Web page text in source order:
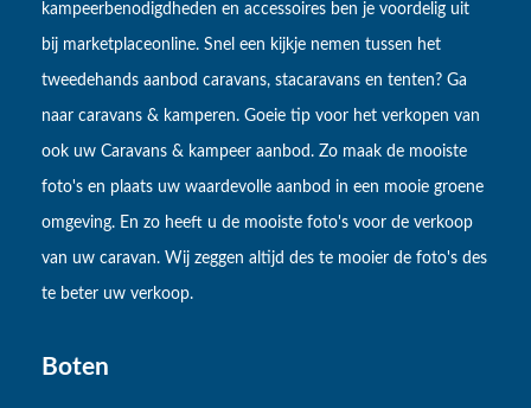
kampeerbenodigdheden en accessoires ben je voordelig uit
bij marketplaceonline. Snel een kijkje nemen tussen het
tweedehands aanbod caravans, stacaravans en tenten? Ga
naar caravans & kamperen. Goeie tip voor het verkopen van
ook uw Caravans & kampeer aanbod. Zo maak de mooiste
foto's en plaats uw waardevolle aanbod in een mooie groene
omgeving. En zo heeft u de mooiste foto's voor de verkoop
van uw caravan. Wij zeggen altijd des te mooier de foto's des
te beter uw verkoop.
Boten